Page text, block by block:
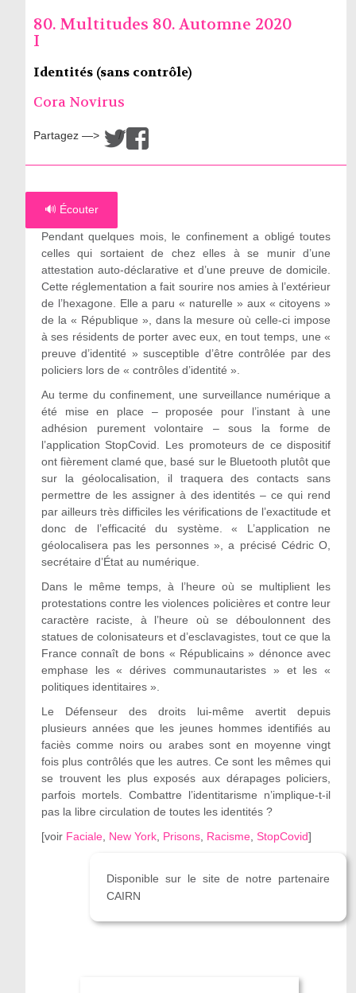
80. Multitudes 80. Automne 2020
I
Identités (sans contrôle)
Cora Novirus
Partagez —> /
🔊 Écouter
Pendant quelques mois, le confinement a obligé toutes
celles qui sortaient de chez elles à se munir d’une
attestation auto-déclarative et d’une preuve de domicile.
Cette réglementation a fait sourire nos amies à l’extérieur
de l’hexagone. Elle a paru « naturelle » aux « citoyens »
de la « République », dans la mesure où celle-ci impose
à ses résidents de porter avec eux, en tout temps, une «
preuve d’identité » susceptible d’être contrôlée par des
policiers lors de « contrôles d’identité ».
Au terme du confinement, une surveillance numérique a
été mise en place – proposée pour l’instant à une
adhésion purement volontaire – sous la forme de
l’application StopCovid. Les promoteurs de ce dispositif
ont fièrement clamé que, basé sur le Bluetooth plutôt que
sur la géolocalisation, il traquera des contacts sans
permettre de les assigner à des identités – ce qui rend
par ailleurs très difficiles les vérifications de l’exactitude et
donc de l’efficacité du système. « L’application ne
géolocalisera pas les personnes », a précisé Cédric O,
secrétaire d’État au numérique.
Dans le même temps, à l’heure où se multiplient les
protestations contre les violences policières et contre leur
caractère raciste, à l’heure où se déboulonnent des
statues de colonisateurs et d’esclavagistes, tout ce que la
France connaît de bons « Républicains » dénonce avec
emphase les « dérives communautaristes » et les «
politiques identitaires ».
Le Défenseur des droits lui-même avertit depuis
plusieurs années que les jeunes hommes identifiés au
faciès comme noirs ou arabes sont en moyenne vingt
fois plus contrôlés que les autres. Ce sont les mêmes qui
se trouvent les plus exposés aux dérapages policiers,
parfois mortels. Combattre l’identitarisme n’implique-t-il
pas la libre circulation de toutes les identités ?
[voir Faciale, New York, Prisons, Racisme, StopCovid]
Disponible sur le site de notre partenaire
CAIRN